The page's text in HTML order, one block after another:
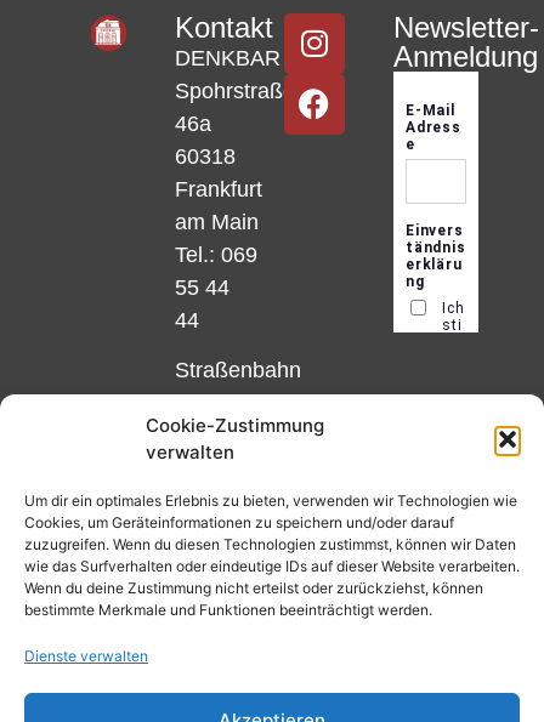
Cookie-Zustimmung
verwalten
Um dir ein optimales Erlebnis zu bieten, verwenden wir Technologien wie
Cookies, um Geräteinformationen zu speichern und/oder darauf
zuzugreifen. Wenn du diesen Technologien zustimmst, können wir Daten
wie das Surfverhalten oder eindeutige IDs auf dieser Website verarbeiten.
Wenn du deine Zustimmung nicht erteilst oder zurückziehst, können
bestimmte Merkmale und Funktionen beeinträchtigt werden.
Dienste verwalten
Kontakt
DENKBAR
Spohrstraße
46a
60318
Frankfurt
am Main
Tel.: 069
55 44
44
Straßenbahn
und 12,
Matthias-
Beltz-
Platz
oder
Haltestelle
Newsletter-
Anmeldung